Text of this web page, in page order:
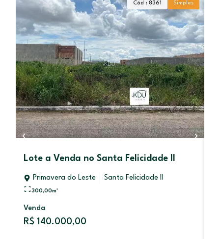
Cód : 8361 Simples
Lote a Venda no Santa Felicidade ll
Primavera do Leste Santa Felicidade II
300,00m²
Venda
R$ 140.000,00